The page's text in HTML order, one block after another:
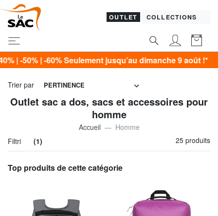
OUTLET COLLECTIONS
Seulement jusqu’au dimanche 9 août !*
Trier par PERTINENCE
Outlet sac a dos, sacs et accessoires pour
homme
Accueil
Homme
Filtri
(1) 25 produits
Top produits de cette catégorie